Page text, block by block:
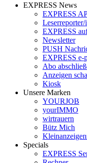
EXPRESS News
EXPRESS
EXPRESS
Newsletter
PUSH
EXPRESS e-
Abo
Anzeigen
Kiosk
Unsere Marken
YOURJOB
yourIMMO
wirtrauern
Bütz Mich
Specials
EXPRESS